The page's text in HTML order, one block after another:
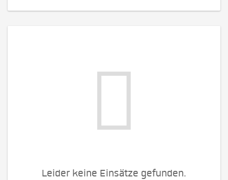
Leider keine Einsätze gefunden.